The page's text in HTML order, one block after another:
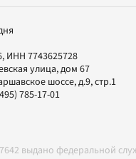
ИНН 7743625728
улица, дом 67
шоссе, д.9, стр.1
785-17-01
выдано федеральной